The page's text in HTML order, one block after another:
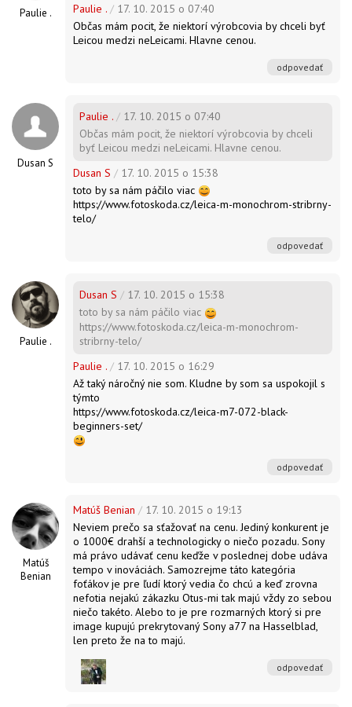
Paulie .
Paulie . / 17. 10. 2015 o 07:40
Občas mám pocit, že niektorí výrobcovia by chceli byť
Leicou medzi neLeicami. Hlavne cenou.
odpovedať
Dusan S
Paulie . / 17. 10. 2015 o 07:40
Občas mám pocit, že niektorí výrobcovia by chceli
byť Leicou medzi neLeicami. Hlavne cenou.
Dusan S / 17. 10. 2015 o 15:38
toto by sa nám páčilo viac
https://www.fotoskoda.cz/leica-m-monochrom-stribrny-
telo/
odpovedať
Paulie .
Dusan S / 17. 10. 2015 o 15:38
toto by sa nám páčilo viac
https://www.fotoskoda.cz/leica-m-monochrom-
stribrny-telo/
Paulie . / 17. 10. 2015 o 16:29
Až taký náročný nie som. Kludne by som sa uspokojil s
týmto
https://www.fotoskoda.cz/leica-m7-072-black-
odpovedať
Matúš
Benian
Matúš Benian / 17. 10. 2015 o 19:13
Neviem prečo sa sťažovať na cenu. Jediný konkurent je
o 1000€ drahší a technologicky o niečo pozadu. Sony
má právo udávať cenu keďže v poslednej dobe udáva
tempo v inováciách. Samozrejme táto kategória
foťákov je pre ľudí ktorý vedia čo chcú a keď zrovna
nefotia nejakú zákazku Otus-mi tak majú vždy zo sebou
niečo takéto. Alebo to je pre rozmarných ktorý si pre
image kupujú prekrytovaný Sony a77 na Hasselblad,
len preto že na to majú.
odpovedať